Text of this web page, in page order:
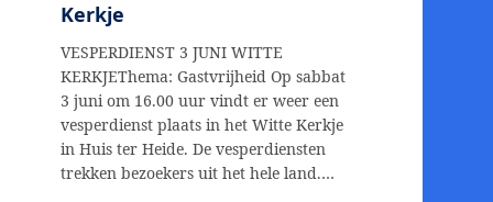
Kerkje
VESPERDIENST 3 JUNI WITTE
KERKJEThema: Gastvrijheid Op sabbat
3 juni om 16.00 uur vindt er weer een
vesperdienst plaats in het Witte Kerkje
in Huis ter Heide. De vesperdiensten
trekken bezoekers uit het hele land.…